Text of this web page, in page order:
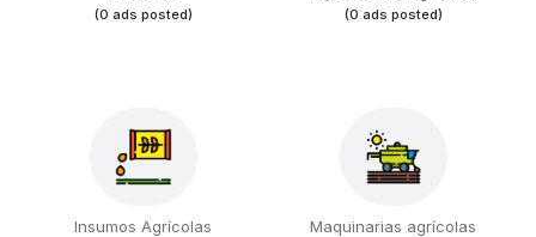
(0 ads posted) (0 ads posted)
Insumos Agrícolas Maquinarias agrícolas